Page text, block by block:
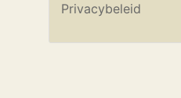
Privacybeleid